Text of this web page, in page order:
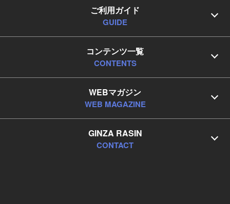
ご利用ガイド
GUIDE
コンテンツ一覧
CONTENTS
WEBマガジン
WEB MAGAZINE
GINZA RASIN
CONTACT